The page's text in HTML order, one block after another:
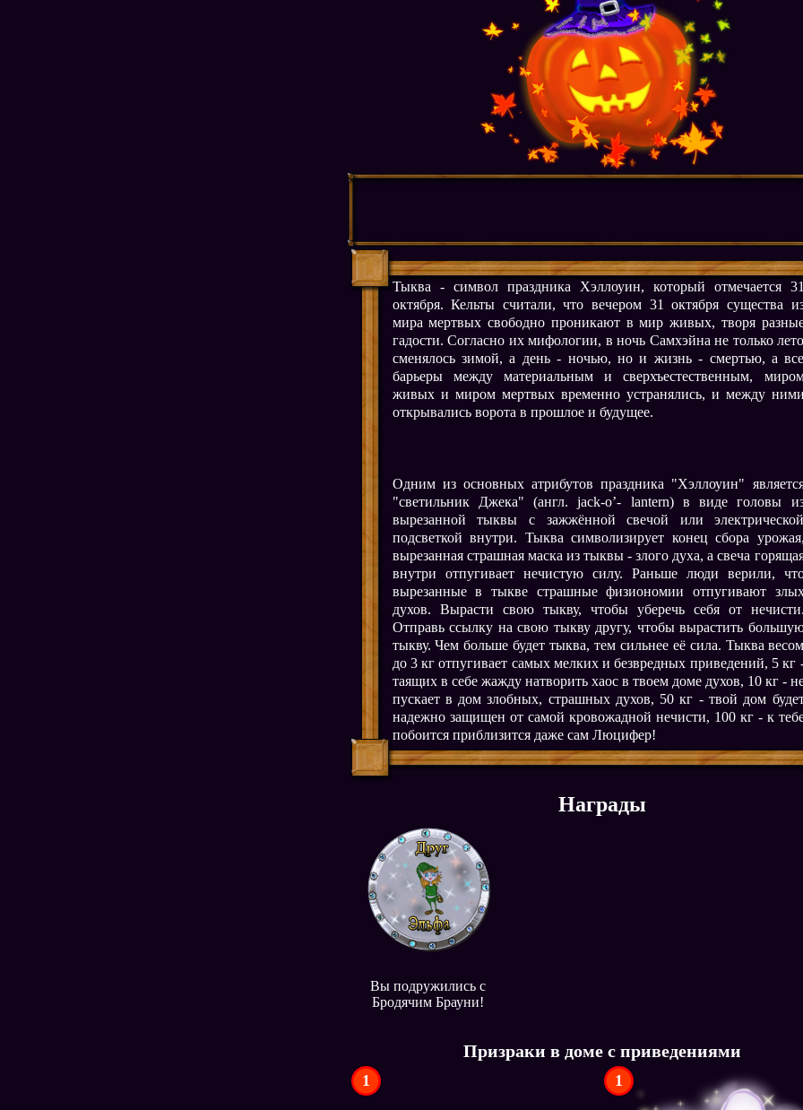
Тыква - символ праздника Хэллоуин, который отмечается
октября. Кельты считали, что вечером 31 октября существа
мира мертвых свободно проникают в мир живых, творя
гадости. Согласно их мифологии, в ночь Самхэйна не только
сменялось зимой, а день - ночью, но и жизнь - смертью, а
барьеры между материальным и сверхъестественным,
живых и миром мертвых временно устранялись, и между
открывались ворота в прошлое и будущее.
Одним из основных атрибутов праздника "Хэллоуин"
"светильник Джека" (англ. jack-o’- lantern) в виде головы
вырезанной тыквы с зажжённой свечой или
подсветкой внутри. Тыква символизирует конец сбора
вырезанная страшная маска из тыквы - злого духа, а свеча
внутри отпугивает нечистую силу. Раньше люди верили,
вырезанные в тыкве страшные физиономии отпугивают
духов. Вырасти свою тыкву, чтобы уберечь себя от
Отправь ссылку на свою тыкву другу, чтобы вырастить
тыкву. Чем больше будет тыква, тем сильнее её сила. Тыква
до 3 кг отпугивает самых мелких и безвредных приведений, 5 кг
таящих в себе жажду натворить хаос в твоем доме духов, 10 кг -
пускает в дом злобных, страшных духов, 50 кг - твой дом
надежно защищен от самой кровожадной нечисти, 100 кг - к
побоится приблизится даже сам Люцифер!
Награды
Вы подружились с
Бродячим Брауни!
Призраки в доме с приведениями
1 1